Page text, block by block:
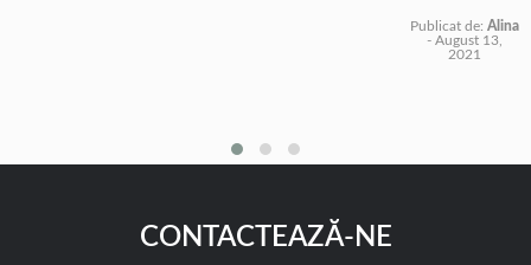
Publicat de: Alina
- August 13,
2021
CONTACTEAZĂ-NE